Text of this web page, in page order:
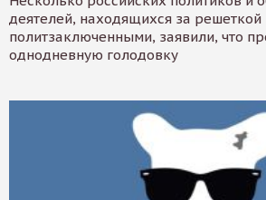
деятелей, находящихся за
политзаключенными, заявили, что
однодневную голодовку